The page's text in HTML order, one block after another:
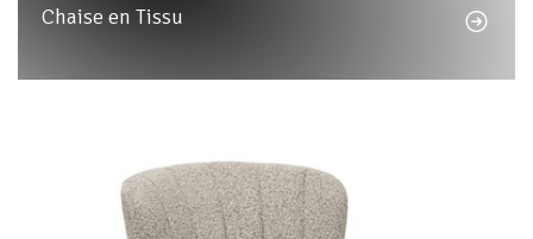
Chaise en Tissu